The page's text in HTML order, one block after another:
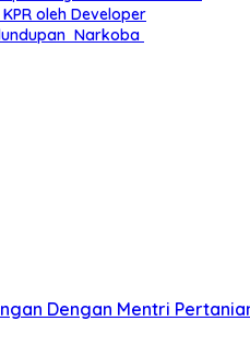
oleh Developer
Narkoba
Dengan Mentri